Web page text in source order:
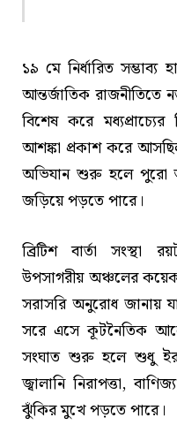
১৯ মে নির্ধারিত
আন্তর্জাতিক রাজনীতিতে
বিশেষ করে
আশঙ্কা প্রকাশ করে
অভিযান শুরু হলে পুরো
জড়িয়ে পড়তে পারে।
ব্রিটিশ বার্তা সংস্থা
উপসাগরীয় অঞ্চলের
সরাসরি অনুরোধ জানায়
সরে এসে কূটনৈতিক
সংঘাত শুরু হলে শুধু
জ্বালানি নিরাপত্তা,
ঝুঁকির মুখে পড়তে পারে।